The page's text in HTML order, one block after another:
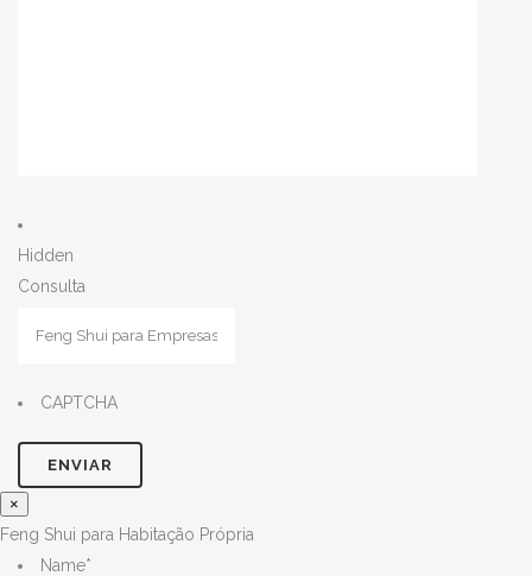
Hidden
Consulta
CAPTCHA
×
Feng Shui para Habitação Própria
Name*